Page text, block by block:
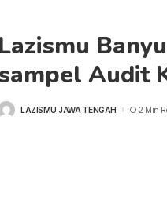
Lazismu
Audit
LAZISMU JAWA TENGAH 2 Min